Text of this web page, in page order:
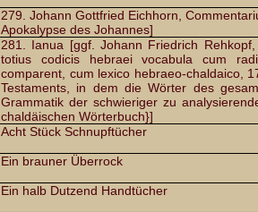
279. Johann Gottfried Eichhorn,
Apokalypse des Johannes]
281. Ianua [ggf. Johann Friedrich
totius codicis hebraei vocabula cum
comparent, cum lexico hebraeo-chaldaico,
Testaments, in dem die Wörter des
Grammatik der schwieriger zu
chaldäischen Wörterbuch}]
Acht Stück Schnupftücher
Ein brauner Überrock
Ein halb Dutzend Handtücher